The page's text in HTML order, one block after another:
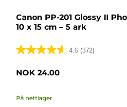
Canon PP-201 Glossy II
10 x 15 cm – 5 ark
4.6 (372)
4.6
5
372
NOK 24.00
På nettlager